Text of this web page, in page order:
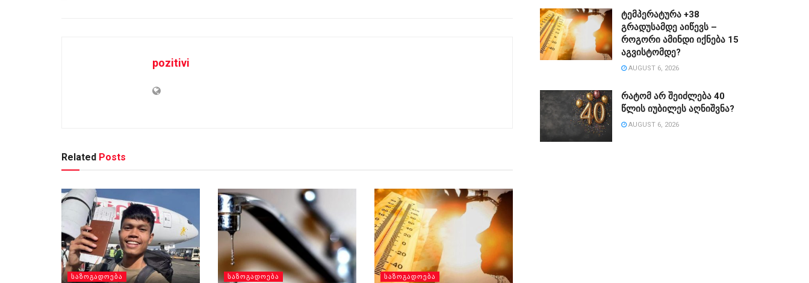
pozitivi
Related Posts
ᲡᲐᲖᲝᲒᲐᲓᲝᲔᲑᲐ ᲡᲐᲖᲝᲒᲐᲓᲝᲔᲑᲐ ᲡᲐᲖᲝᲒᲐᲓᲝᲔᲑᲐ
ტემპერატურა +38
გრადუსამდე აიწევს –
როგორი ამინდი იქნება 15
აგვისტომდე?
AUGUST 6, 2026
რატომ არ შეიძლება 40
წლის იუბილეს აღნიშვნა?
AUGUST 6, 2026